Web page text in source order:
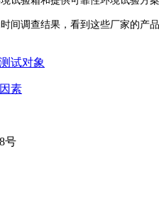
调查结果，看到这些厂家的产品
试对象
素
号